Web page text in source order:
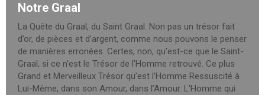
Notre Graal
La Quête du Graal, du Saint Graal. Non pas un trésor fait
d’or, de pièces et d’argent, comme nous pouvons le penser
de manières erronées. Certes, non, qu’est-ce que le Saint-
Graal, si ce n’est le Trésor de l’Homme retrouvé. Ce plus
Grand et Merveilleux Trésor qu’est l’Homme Ressuscité à
Lui-Même, dans son Amour, dans l’Amour. L'Homme qui